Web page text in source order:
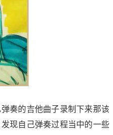
奏的吉他曲子录制下来那该
现自己弹奏过程当中的一些